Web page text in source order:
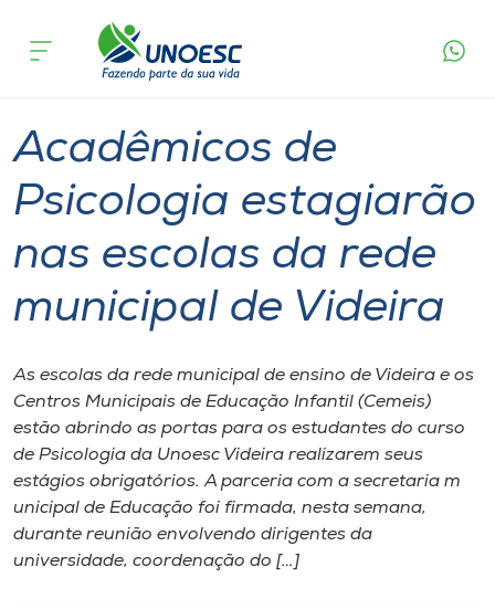
Cursos
Pesquisa
Atendimento ao Estudante
Portal de Ensino
A
Internacionalização
I.nova
acontece
Acadêmicos de
Psicologia estagiarão
nas escolas da rede
municipal de Videira
As escolas da ​rede ​m​unicipal de ​e​nsino de Videira e os
Centros Municipais de Educação Infantil (Cemeis)
estão abrindo as portas para os estudantes do curso
de Psicologia da Unoesc Videira​ realizarem seus
estágios obrigatórios. A parceria com a ​s​ecretaria ​m​
unicipal de Educação foi firmada, nesta semana,
durante reunião envolvendo dirigentes da
universidade, coordenação do […]